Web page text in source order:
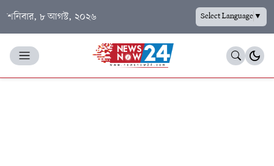
শনিবার, ৮ আগস্ট, ২০২৬ Select Language▼